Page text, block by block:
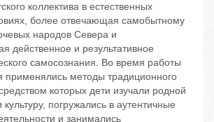
коллектива в естественных
более отвечающая самобытному
народов Севера и
действенное и результативное
самосознания. Во время работы
применялись методы традиционного
которых дети изучали родной
культуру, погружались в аутентичные
и занимались